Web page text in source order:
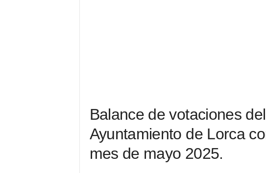
Balance de votaciones
Ayuntamiento de Lorca
mes de mayo 2025.